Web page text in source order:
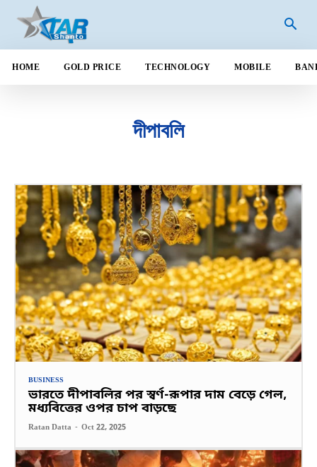
HOME GOLD PRICE TECHNOLOGY MOBILE
দীপাবলি
BUSINESS
ভারতে দীপাবলির পর স্বর্ণ-রূপার দাম বেড়ে গেল,
মধ্যবিত্তের ওপর চাপ বাড়ছে
Ratan Datta - Oct 22, 2025